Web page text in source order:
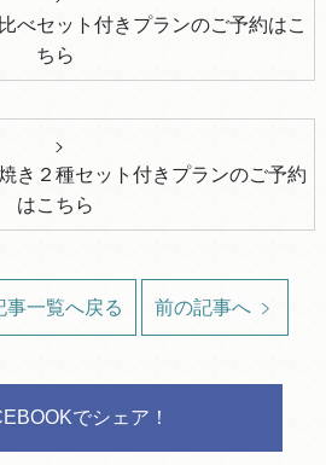
べセット付きプランのご予約はこ
ちら
き２種セット付きプランのご予約
はこちら
事一覧へ戻る 前の記事へ
でシェア！